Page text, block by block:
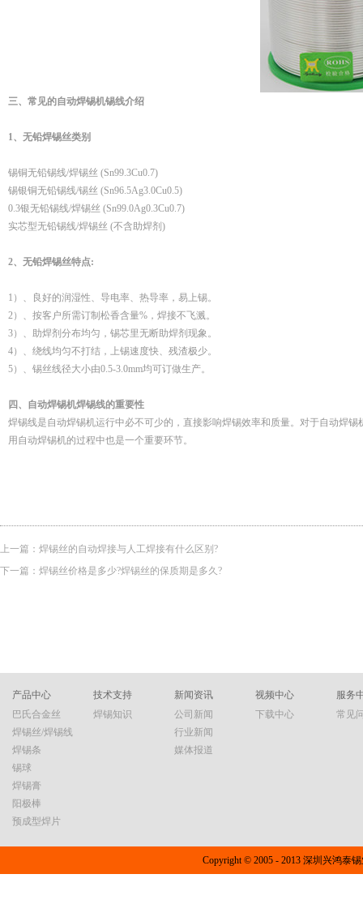
三、常见的自动焊锡机锡线介绍
1、无铅焊锡丝类别
锡铜无铅锡线/焊锡丝 (Sn99.3Cu0.7)
锡银铜无铅锡线/锡丝 (Sn96.5Ag3.0Cu0.5)
0.3银无铅锡线/焊锡丝 (Sn99.0Ag0.3Cu0.7)
实芯型无铅锡线/焊锡丝 (不含助焊剂)
2、无铅焊锡丝特点:
1）、良好的润湿性、导电率、热导率，易上锡。
2）、按客户所需订制松香含量%，焊接不飞溅。
3）、助焊剂分布均匀，锡芯里无断助焊剂现象。
4）、绕线均匀不打结，上锡速度快、残渣极少。
5）、锡丝线径大小由0.5-3.0mm均可订做生产。
四、自动焊锡机焊锡线的重要性
焊锡线是自动焊锡机运行中必不可少的，直接影响焊锡效率和质量。对于自动焊
用自动焊锡机的过程中也是一个重要环节。
上一篇： 焊锡丝的自动焊接与人工焊接有什么区别?
下一篇： 焊锡丝价格是多少?焊锡丝的保质期是多久?
产品中心
巴氏合金丝
焊锡丝/焊锡线
焊锡条
锡球
焊锡膏
阳极棒
预成型焊片
技术支持
焊锡知识
新闻资讯
公司新闻
行业新闻
媒体报道
视频中心
下载中心
服务
常见
Copyright © 2005 - 2013 深圳兴鸿泰